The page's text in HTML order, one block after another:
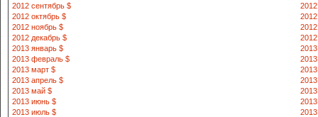
2012 сентябрь $
2012 октябрь $
2012 ноябрь $
2012 декабрь $
2013 январь $
2013 февраль $
2013 март $
2013 апрель $
2013 май $
2013 июнь $
2013 июль $